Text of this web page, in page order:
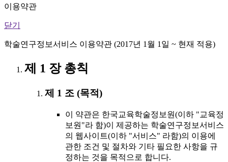
이용약관
닫기
학술연구정보서비스 이용약관 (2017년 1월 1일 ~ 현재 적용)
제 1 장 총칙
제 1 조 (목적)
이 약관은 한국교육학술정보원(이하 "교육정
보원"라 함)이 제공하는 학술연구정보서비스
의 웹사이트(이하 "서비스" 라함)의 이용에
관한 조건 및 절차와 기타 필요한 사항을 규
정하는 것을 목적으로 합니다.